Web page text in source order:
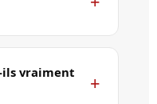
ils vraiment